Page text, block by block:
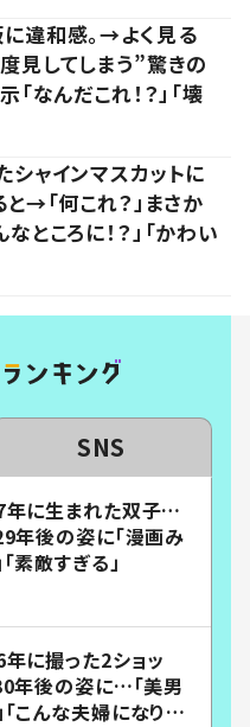
違和感。→よく見る
してしまう”驚きの
なんだこれ！？」「壊
シャインマスカットに
→「何これ？」まさか
ところに！？」「かわい
SNS
年に生まれた双子…
年後の姿に「漫画み
素敵すぎる」
に撮った2ショッ
年後の姿に…「美男
「こんな夫婦になりた